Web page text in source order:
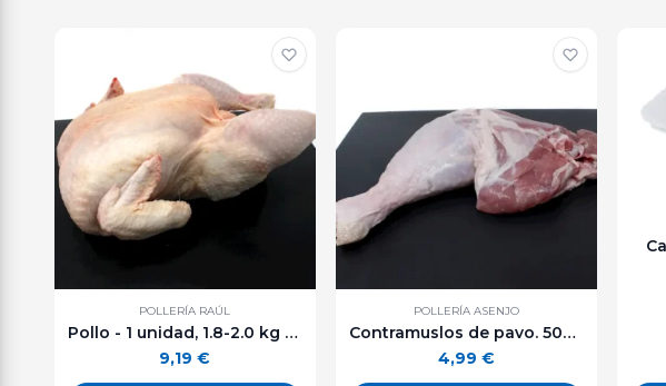
POLLERÍA RAÚL
Pollo - 1 unidad, 1.8-2.0 kg aprox.
9,19€
POLLERÍA ASENJO
Contramuslos de pavo. 500 g. aprox.
4,99 €